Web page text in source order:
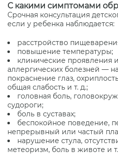
С какими симптомами
Срочная консультация
если у ребенка наблюдается:
расстройство
повышение температуры;
клинические проявления
аллергических болезней —
покраснение глаз,
общая слабость и т. д.;
головная боль,
судороги;
боль в суставах;
беспокойное поведение,
непрерывный или частый
нарушение стула,
метеоризм, боль в животе и